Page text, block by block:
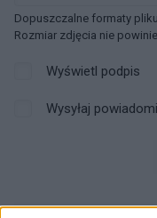
Dopuszczalne formaty
Rozmiar zdjęcia nie
Wyświetl podpis
Wysyłaj